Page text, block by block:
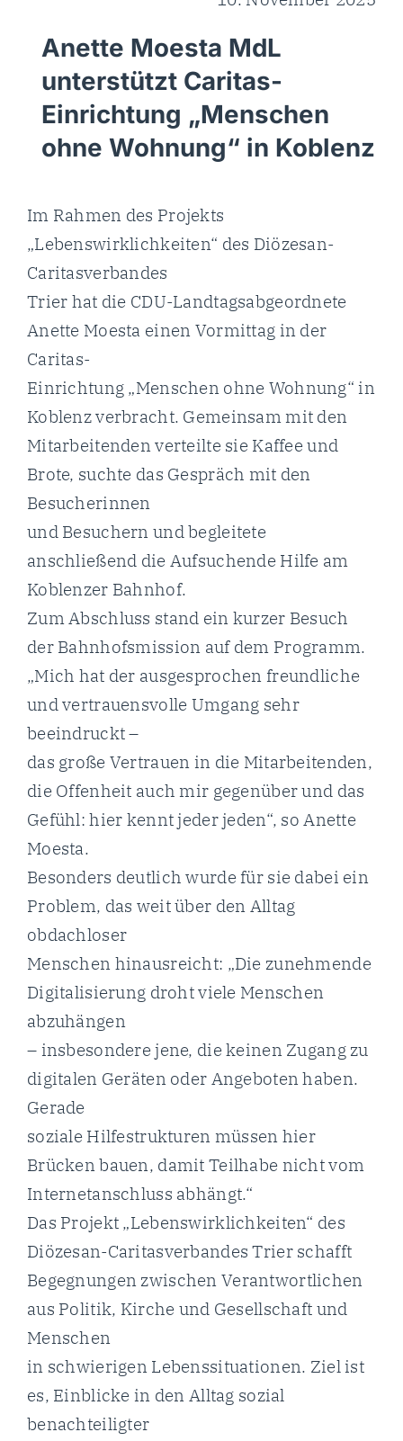
Anette Moesta MdL
unterstützt Caritas-
Einrichtung „Menschen
ohne Wohnung“ in Koblenz
Im Rahmen des Projekts
„Lebenswirklichkeiten“ des Diözesan-
Caritasverbandes
Trier hat die CDU-Landtagsabgeordnete
Anette Moesta einen Vormittag in der
Caritas-
Einrichtung „Menschen ohne Wohnung“ in
Koblenz verbracht. Gemeinsam mit den
Mitarbeitenden verteilte sie Kaffee und
Brote, suchte das Gespräch mit den
Besucherinnen
und Besuchern und begleitete
anschließend die Aufsuchende Hilfe am
Koblenzer Bahnhof.
Zum Abschluss stand ein kurzer Besuch
der Bahnhofsmission auf dem Programm.
„Mich hat der ausgesprochen freundliche
und vertrauensvolle Umgang sehr
beeindruckt –
das große Vertrauen in die Mitarbeitenden,
die Offenheit auch mir gegenüber und das
Gefühl: hier kennt jeder jeden“, so Anette
Moesta.
Besonders deutlich wurde für sie dabei ein
Problem, das weit über den Alltag
obdachloser
Menschen hinausreicht: „Die zunehmende
Digitalisierung droht viele Menschen
abzuhängen
– insbesondere jene, die keinen Zugang zu
digitalen Geräten oder Angeboten haben.
Gerade
soziale Hilfestrukturen müssen hier
Brücken bauen, damit Teilhabe nicht vom
Internetanschluss abhängt.“
Das Projekt „Lebenswirklichkeiten“ des
Diözesan-Caritasverbandes Trier schafft
Begegnungen zwischen Verantwortlichen
aus Politik, Kirche und Gesellschaft und
Menschen
in schwierigen Lebenssituationen. Ziel ist
es, Einblicke in den Alltag sozial
benachteiligter